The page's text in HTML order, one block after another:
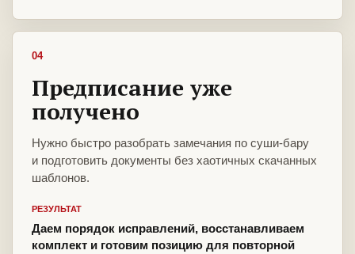
04
Предписание уже
получено
Нужно быстро разобрать замечания по суши-бару
и подготовить документы без хаотичных скачанных
шаблонов.
РЕЗУЛЬТАТ
Даем порядок исправлений, восстанавливаем
комплект и готовим позицию для повторной